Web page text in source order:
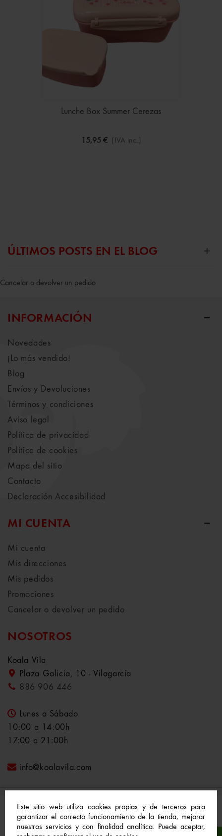
Este sitio web utiliza cookies propias y de terceros para
garantizar el correcto funcionamiento de la tienda, mejorar
nuestros servicios y con finalidad analítica. Puede aceptar,
Lunche Box Summer Cerezas
15,95 € (IVA inc.)
ÚLTIMOS POSTS EN EL BLOG
Cancelar o devolver un pedido
INFORMACIÓN
Novedades
¡Lo más vendido!
Blog
Envíos y Devoluciones
Términos y condiciones
Aviso legal
Política de privacidad
Política de cookies
Mapa del sitio
Contacto
Declaración Accesibilidad
MI CUENTA
Mi cuenta
Mis direcciones
Mis pedidos
Promociones
Cancelar o devolver un pedido
NOSOTROS
Koala Vila
Plaza Galicia, 10 - Vilagarcía
886 906 446
Lunes a Sábado
10:00 a 14:00h
17:00 a 21:00h
info@koalavila.com
© 2021-2022 Koala Vila™. Todos los derechos